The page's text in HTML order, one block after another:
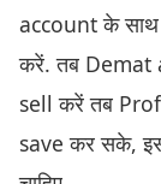
account के साथ
करें. तब Demat
sell करें तब
save कर सके,